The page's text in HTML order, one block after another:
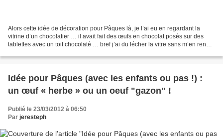
Alors cette idée de décoration pour Pâques là, je l’ai eu en regardant la
vitrine d’un chocolatier … il avait fait des œufs en chocolat posés sur des
tablettes avec un toit chocolaté … bref j’ai du lécher la vitre sans m’en rendre
Idée pour Pâques (avec les enfants ou pas !) :
un œuf « herbe » ou un oeuf "gazon" !
Publié le 23/03/2012 à 06:50
Par jeresteph